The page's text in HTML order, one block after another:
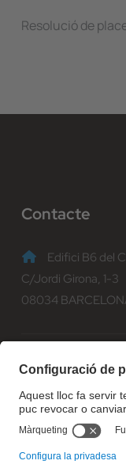
Resolució de
Contacte
Edifici B6 del
C/Jordi Girona, 1-3
08034